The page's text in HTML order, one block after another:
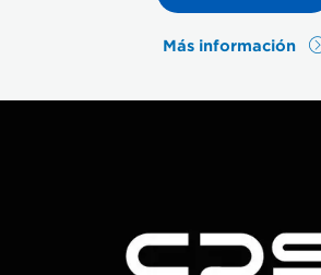
Más información